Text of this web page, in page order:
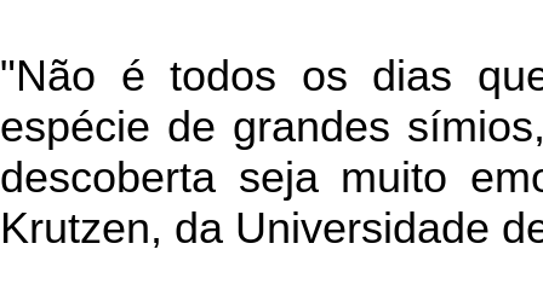
"Não é todos os dias
espécie de grandes
descoberta seja muito
Krutzen, da Universidade